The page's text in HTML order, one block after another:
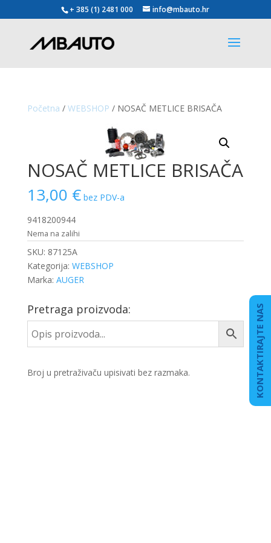
+ 385 (1) 2481 000 info@mbauto.hr
Početna / WEBSHOP / NOSAČ METLICE BRISAČA
NOSAČ METLICE BRISAČA
13,00 € bez PDV-a
9418200944
Nema na zalihi
SKU: 87125A
Kategorija: WEBSHOP
Marka: AUGER
Pretraga proizvoda:
Broj u pretraživaču upisivati bez razmaka. KONTAKTIRAJTE NAS